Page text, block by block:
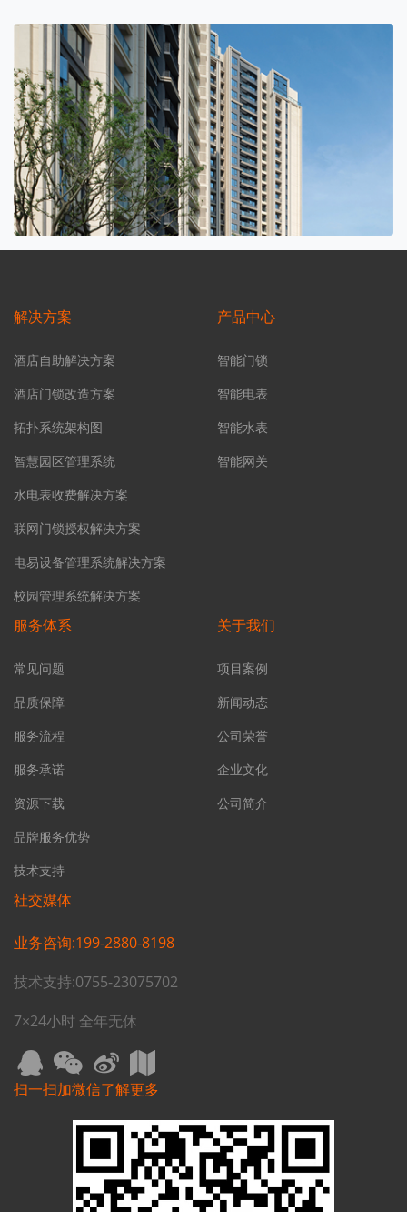
解决方案
酒店自助解决方案
酒店门锁改造方案
拓扑系统架构图
智慧园区管理系统
水电表收费解决方案
联网门锁授权解决方案
电易设备管理系统解决方案
校园管理系统解决方案
产品中心
智能门锁
智能电表
智能水表
智能网关
服务体系
常见问题
品质保障
服务流程
服务承诺
资源下载
品牌服务优势
技术支持
关于我们
项目案例
新闻动态
公司荣誉
企业文化
公司简介
社交媒体
业务咨询:199-2880-8198
技术支持:0755-23075702
7×24小时 全年无休
扫一扫加微信了解更多